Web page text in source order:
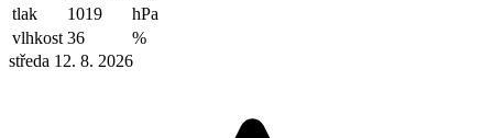
tlak
1019
hPa
vlhkost 36
%
středa 12. 8. 2026